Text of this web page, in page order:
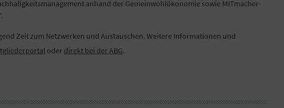
anhand der Gemeinwohlökonomie sowie MITmacher-
Zeit zum Netzwerken und Austauschen. Weitere Informationen und
oder direkt bei der ABG.